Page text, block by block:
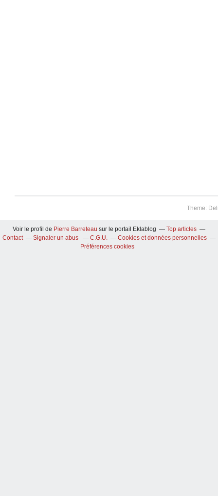
Theme:
Voir le profil de Pierre Barreteau sur le portail Eklablog
Top articles
Contact
Signaler un abus C.G.U.
Cookies et données personnelles
Préférences cookies